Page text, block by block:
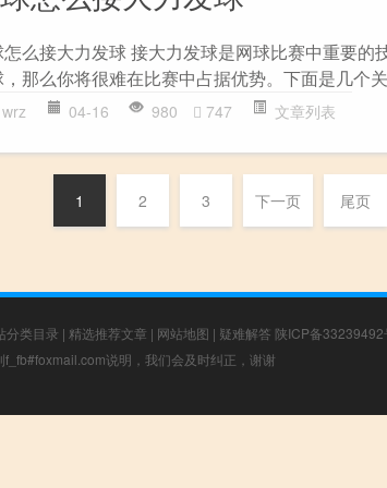
怎么接大力发球 接大力发球是网球比赛中重要
那么你将很难在比赛中占据优势。下面是几个
wrz 04-16 980 747 文章列表
1 2 3 下一页 尾页
分类目录 | 精选推荐文章 | 网站地图 | 疑难解答 陕ICP备33239492
说明，我们会及时纠正，谢谢